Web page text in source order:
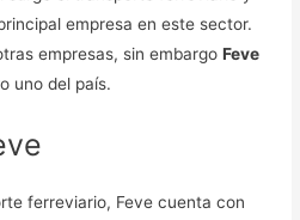
empresa en este sector.
empresas, sin embargoFeve
uno del país.
ferreviario, Feve cuenta con